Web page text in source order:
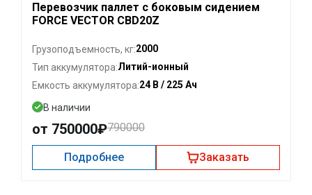
Перевозчик паллет с боковым сидением
FORCE VECTOR CBD20Z
Грузоподъемность, кг:2000
Тип аккумулятора:Литий-ионный
Емкость аккумулятора:24 В / 225 Ач
В наличии
от 750000₽790000
Подробнее Заказать